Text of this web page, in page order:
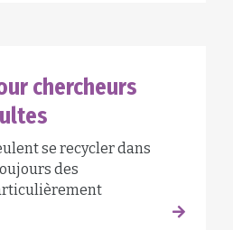
chercheurs
se recycler dans
des